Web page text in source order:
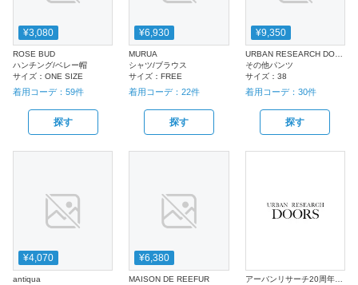
¥3,080
ROSE BUD
ハンチング/ベレー帽
サイズ： ONE SIZE
着用コーデ： 59件
探す
¥6,930
MURUA
シャツ/ブラウス
サイズ：FREE
着用コーデ：22件
探す
¥9,350
URBAN RESEARCH DOORS WOMENS
その他パンツ
サイズ： 38
着用コーデ： 30件
探す
¥4,070
antiqua
¥6,380
MAISON DE REEFUR
アーバンリサーチ20周年記念企画！宝島社人気5大ファッション誌インフルエンサーコンテスト